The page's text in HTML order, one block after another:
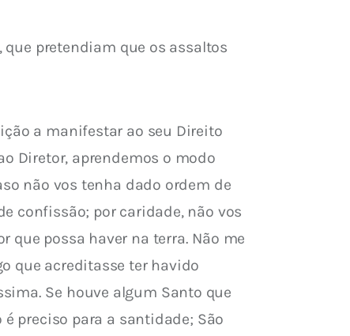
pretendiam que os assaltos
a manifestar ao seu Direito
Diretor, aprendemos o modo
não vos tenha dado ordem de
confissão; por caridade, não vos
possa haver na terra. Não me
que acreditasse ter havido
Se houve algum Santo que
preciso para a santidade; São